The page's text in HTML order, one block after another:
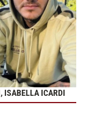
ISABELLA ICARDI